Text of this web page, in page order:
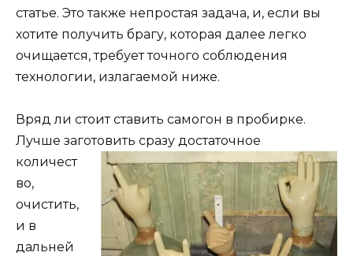
статье. Это также непростая задача, и, если вы
хотите получить брагу, которая далее легко
очищается, требует точного соблюдения
технологии, излагаемой ниже.
Вряд ли стоит ставить самогон в пробирке.
Лучше заготовить сразу достаточное
количест
во,
очистить,
и в
дальней